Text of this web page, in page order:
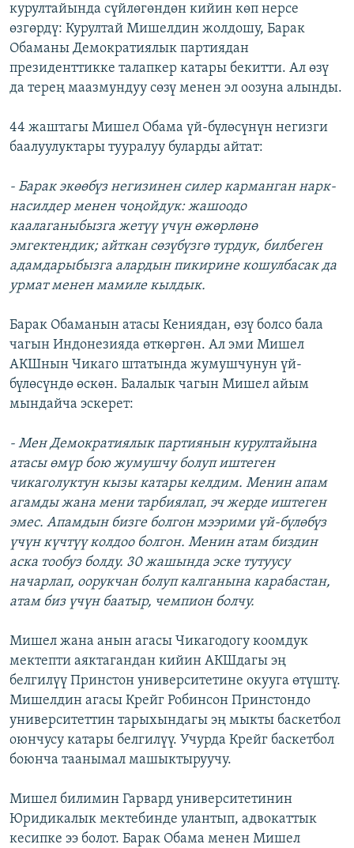
курултайында сүйлөгөндөн кийин көп нерсе
өзгөрдү: Курултай Мишелдин жолдошу, Барак
Обаманы Демократиялык партиядан
президенттикке талапкер катары бекитти. Ал өзү
да терең маазмундуу сөзү менен эл оозуна алынды.
44 жаштагы Мишел Обама үй-бүлөсүнүн негизги
баалуулуктары тууралуу буларды айтат:
- Барак экөөбүз негизинен силер карманган нарк-
насилдер менен чоңойдук: жашоодо
каалаганыбызга жетүү үчүн өжөрлөнө
эмгектендик; айткан сөзүбүзгө турдук, билбеген
адамдарыбызга алардын пикирине кошулбасак да
урмат менен мамиле кылдык.
Барак Обаманын атасы Кениядан, өзү болсо бала
чагын Индонезияда өткөргөн. Ал эми Мишел
АКШнын Чикаго штатында жумушчунун үй-
бүлөсүндө өскөн. Балалык чагын Мишел айым
мындайча эскерет:
- Мен Демократиялык партиянын курултайына
атасы өмүр бою жумушчу болуп иштеген
чикаголуктун кызы катары келдим. Менин апам
агамды жана мени тарбиялап, эч жерде иштеген
эмес. Апамдын бизге болгон мээрими үй-бүлөбүз
үчүн күчтүү колдоо болгон. Менин атам биздин
аска тообуз болду. 30 жашында эске тутуусу
начарлап, оорукчан болуп калганына карабастан,
атам биз үчүн баатыр, чемпион болчу.
Мишел жана анын агасы Чикагодогу коомдук
мектепти аяктагандан кийин АКШдагы эң
белгилүү Принстон университетине окууга өтүштү.
Мишелдин агасы Крейг Робинсон Принстондо
университеттин тарыхындагы эң мыкты баскетбол
оюнчусу катары белгилүү. Учурда Крейг баскетбол
боюнча таанымал машыктыруучу.
Мишел билимин Гарвард университетинин
Юридикалык мектебинде улантып, адвокаттык
кесипке ээ болот. Барак Обама менен Мишел